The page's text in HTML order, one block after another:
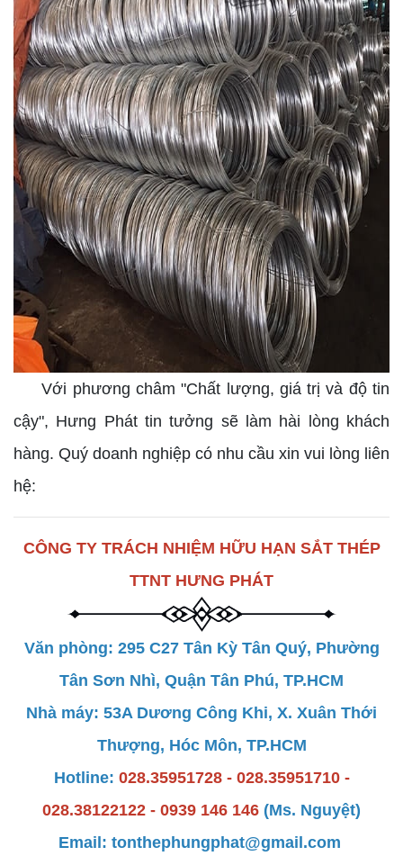
Với phương châm "Chất lượng, giá trị và độ tin
cậy", Hưng Phát tin tưởng sẽ làm hài lòng khách
hàng. Quý doanh nghiệp có nhu cầu xin vui lòng liên
hệ:
CÔNG TY TRÁCH NHIỆM HỮU HẠN SẮT THÉP
TTNT HƯNG PHÁT
Văn phòng: 295 C27 Tân Kỳ Tân Quý, Phường
Tân Sơn Nhì, Quận Tân Phú, TP.HCM
Nhà máy: 53A Dương Công Khi, X. Xuân Thới
Thượng, Hóc Môn, TP.HCM
Hotline: 028.35951728 - 028.35951710 -
028.38122122 - 0939 146 146 (Ms. Nguyệt)
Email: tonthephungphat@gmail.com